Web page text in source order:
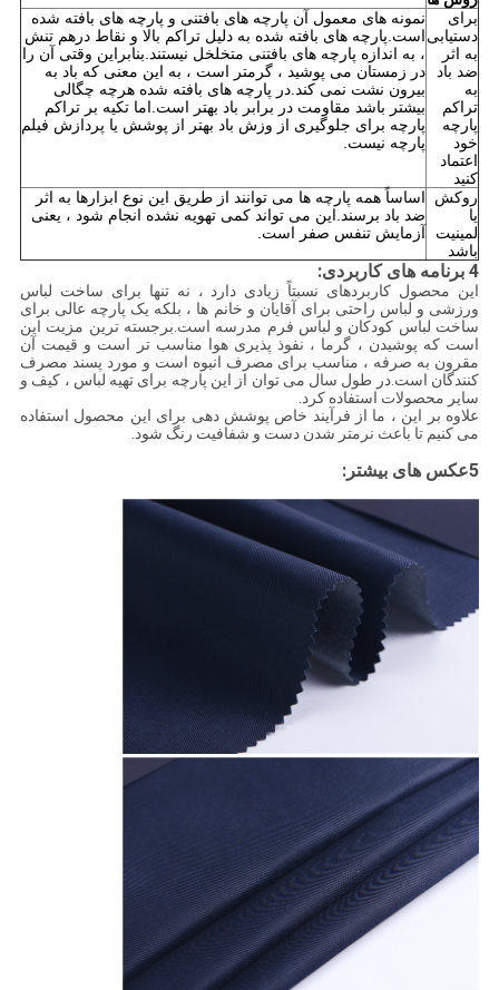
برای
دستیابی
به اثر
ضد باد
به
تراکم
پارچه
خود
اعتماد
کنید
نمونه های معمول آن پارچه های بافتنی و پارچه های بافته شده
است.پارچه های بافته شده به دلیل تراکم بالا و نقاط درهم تنش
، به اندازه پارچه های بافتنی متخلخل نیستند.بنابراین وقتی آن را
در زمستان می پوشید ، گرمتر است ، به این معنی که باد به
بیرون نشت نمی کند.در پارچه های بافته شده هرچه چگالی
بیشتر باشد مقاومت در برابر باد بهتر است.اما تکیه بر تراکم
پارچه برای جلوگیری از وزش باد بهتر از پوشش یا پردازش فیلم
پارچه نیست.
روکش
یا
لمینیت
باشد
اساساً همه پارچه ها می توانند از طریق این نوع ابزارها به اثر
ضد باد برسند.این می تواند کمی تهویه نشده انجام شود ، یعنی
آزمایش تنفس صفر است.
4 برنامه های کاربردی:
این محصول کاربردهای نسبتاً زیادی دارد ، نه تنها برای ساخت لباس
ورزشی و لباس راحتی برای آقایان و خانم ها ، بلکه یک پارچه عالی برای
ساخت لباس کودکان و لباس فرم مدرسه است.برجسته ترین مزیت این
است که پوشیدن ، گرما ، نفوذ پذیری هوا مناسب تر است و قیمت آن
مقرون به صرفه ، مناسب برای مصرف انبوه است و مورد پسند مصرف
کنندگان است.در طول سال می توان از این پارچه برای تهیه لباس ، کیف و
سایر محصولات استفاده کرد.
علاوه بر این ، ما از فرآیند خاص پوشش دهی برای این محصول استفاده
می کنیم تا باعث نرمتر شدن دست و شفافیت رنگ شود.
5عکس های بیشتر :